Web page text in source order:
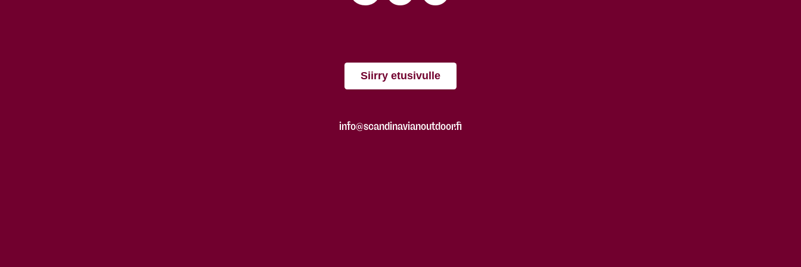
Siirry etusivulle
info@scandinavianoutdoor.fi